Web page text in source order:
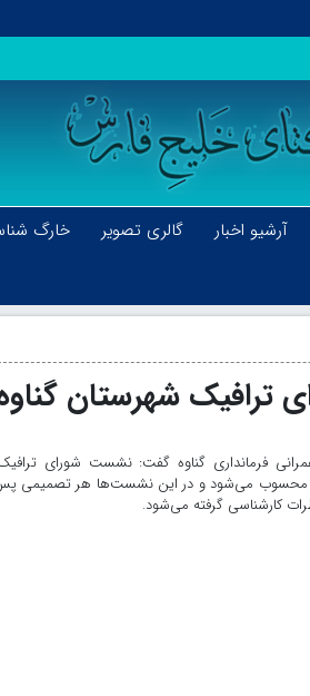
آرشیو اخبار گالری تصویر خارگ
ترافیک شهرستان
فرمانداری گناوه گفت: نشست شورای
محسوب می‌شود و در این نشست‌ها هر تصمیمی پس
کارشناسی گرفته می‌شود.